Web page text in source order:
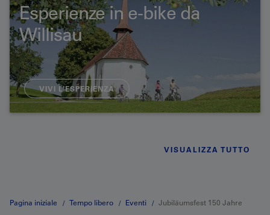
Esperienze in e-bike da
Willisau
VIVI L’ESPERIENZA
VISUALIZZA TUTTO
Pagina iniziale Tempo libero Eventi Jubiläumsfest 150 Jahre